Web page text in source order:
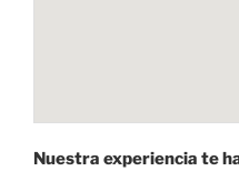
Nuestra experiencia te